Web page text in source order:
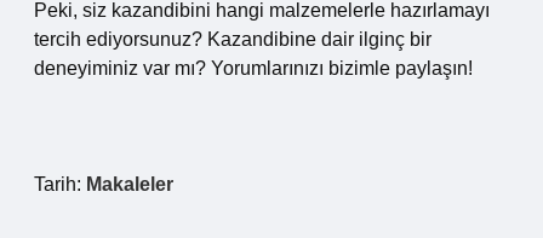
Peki, siz kazandibini hangi malzemelerle hazırlamayı
tercih ediyorsunuz? Kazandibine dair ilginç bir
deneyiminiz var mı? Yorumlarınızı bizimle paylaşın!
Tarih: Makaleler